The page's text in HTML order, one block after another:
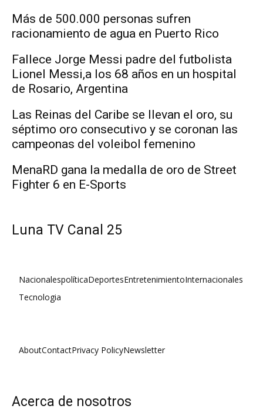
Más de 500.000 personas sufren
racionamiento de agua en Puerto Rico
Fallece Jorge Messi padre del futbolista
Lionel Messi,a los 68 años en un hospital
de Rosario, Argentina
Las Reinas del Caribe se llevan el oro, su
séptimo oro consecutivo y se coronan las
campeonas del voleibol femenino
MenaRD gana la medalla de oro de Street
Fighter 6 en E-Sports
Luna TV Canal 25
NacionalespolíticaDeportesEntretenimientoInternacionales
Tecnologia
AboutContactPrivacy PolicyNewsletter
Acerca de nosotros